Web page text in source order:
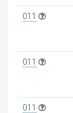
011
011
011